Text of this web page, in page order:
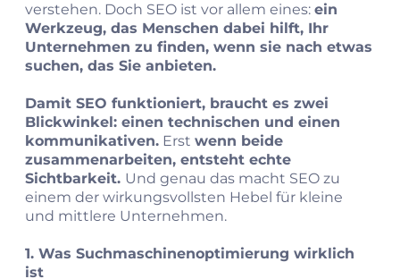
verstehen. Doch SEO ist vor allem eines: ein
Werkzeug, das Menschen dabei hilft, Ihr
Unternehmen zu finden, wenn sie nach etwas
suchen, das Sie anbieten.
Damit SEO funktioniert, braucht es zwei
Blickwinkel: einen technischen und einen
kommunikativen. Erst wenn beide
zusammenarbeiten, entsteht echte
Sichtbarkeit. Und genau das macht SEO zu
einem der wirkungsvollsten Hebel für kleine
und mittlere Unternehmen.
1. Was Suchmaschinenoptimierung wirklich
ist